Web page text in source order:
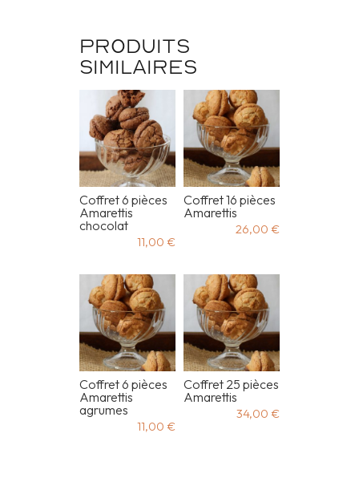
Produits
similaires
Coffret 6 pièces
Amarettis
chocolat
11,00 €
Coffret 16 pièces
Amarettis
26,00 €
Coffret 6 pièces
Amarettis
agrumes
11,00 €
Coffret 25 pièces
Amarettis
34,00 €